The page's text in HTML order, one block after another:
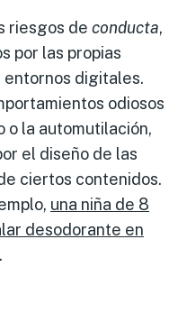
riesgos de conducta,
por las propias
entornos digitales.
odiosos
o la automutilación,
el diseño de las
ciertos contenidos.
una niña de 8
desodorante en
.